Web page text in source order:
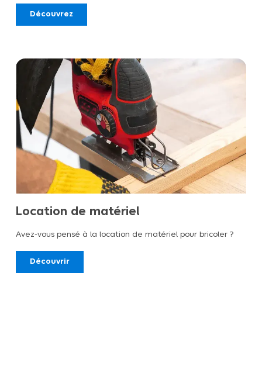
Découvrez
Location de matériel
Avez-vous pensé à la location de matériel pour bricoler ?
Découvrir